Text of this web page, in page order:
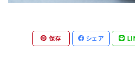
保存 シェア